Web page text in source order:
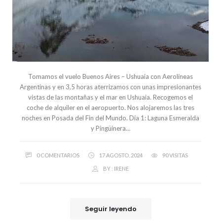
Tomamos el vuelo Buenos Aires – Ushuaia con Aerolíneas
Argentinas y en 3,5 horas aterrizamos con unas impresionantes
vistas de las montañas y el mar en Ushuaia. Recogemos el
coche de alquiler en el aeropuerto. Nos alojaremos las tres
noches en Posada del Fin del Mundo. Día 1: Laguna Esmeralda
y Pingüinera…
0 COMENTARIOS 17 AGOSTO, 2024 90 VISITAS
BY : IRENE
Seguir leyendo